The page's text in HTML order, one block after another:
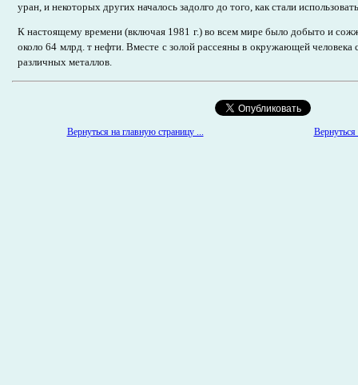
уран, и некоторых других началось задолго до того, как стали
К настоящему времени (включая 1981 г.) во всем мире было добыто и
около 64 млрд. т нефти. Вместе с золой рассеяны в окружающей
различных металлов.
Вернуться